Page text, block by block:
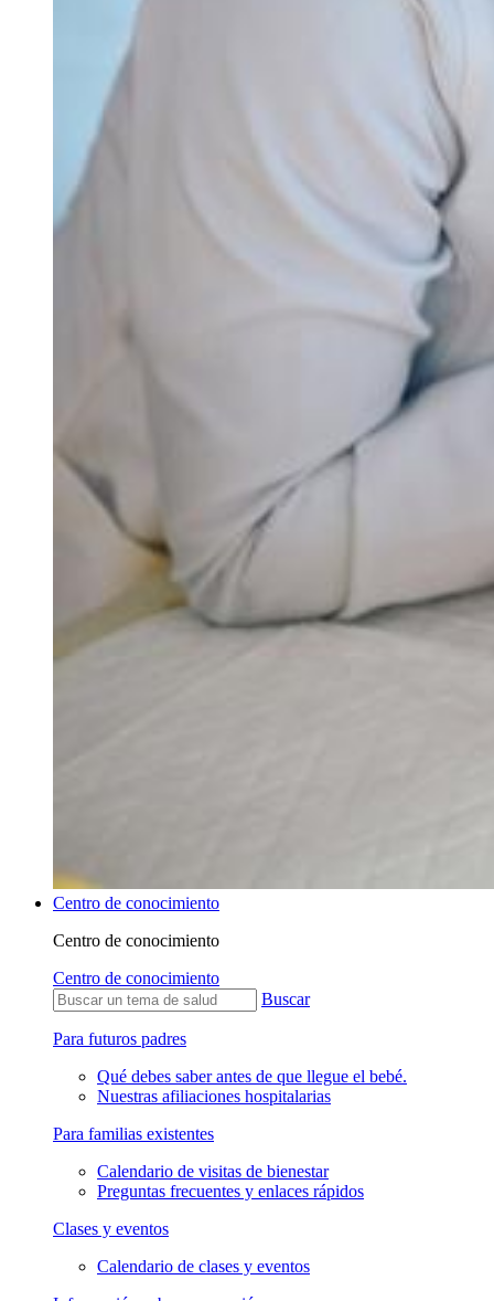
Centro de conocimiento
Centro de conocimiento
Centro de conocimiento
Buscar
Para futuros padres
Qué debes saber antes de que llegue el bebé.
Nuestras afiliaciones hospitalarias
Para familias existentes
Calendario de visitas de bienestar
Preguntas frecuentes y enlaces rápidos
Clases y eventos
Calendario de clases y eventos